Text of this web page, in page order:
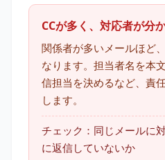
CCが多く、対応者が分
関係者が多いメールほど
なります。担当者名を本
信担当を決めるなど、責
します。
チェック：同じメールに
に返信していないか